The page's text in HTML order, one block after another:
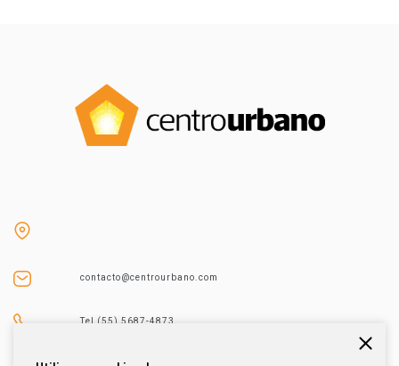
contacto@centrourbano.com
Tel (55) 5687-4873